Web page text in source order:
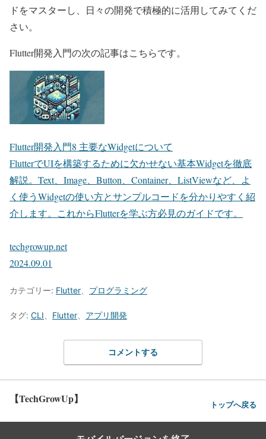
ドをマスターし、日々の開発で積極的に活用してみてくだ
さい。
Flutter開発入門の次の記事はこちらです。
Flutter開発入門8 主要なWidgetについて
FlutterでUIを構築するために欠かせない基本Widgetを徹底
解説。Text、Image、Button、Container、ListViewなど、よ
く使うWidgetの使い方とサンプルコードを分かりやすく紹
介します。これからFlutterを学ぶ方必見のガイドです。
techgrowup.net
2024.09.01
カテゴリー: Flutter プログラミング
タグ: CLI Flutter アプリ開発
コメントする
【TechGrowUp】 トップへ戻る